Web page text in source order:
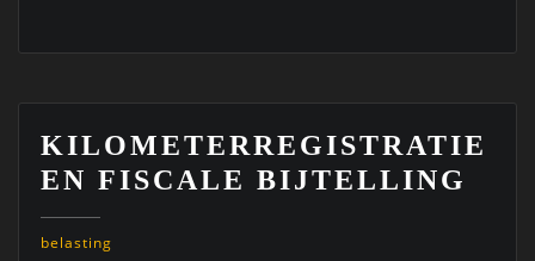
KILOMETERREGISTRATIE
EN FISCALE BIJTELLING
belasting